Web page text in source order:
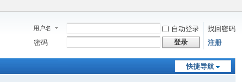
用户名 自动登录
找回密码
密码
登录 注册
快捷导航